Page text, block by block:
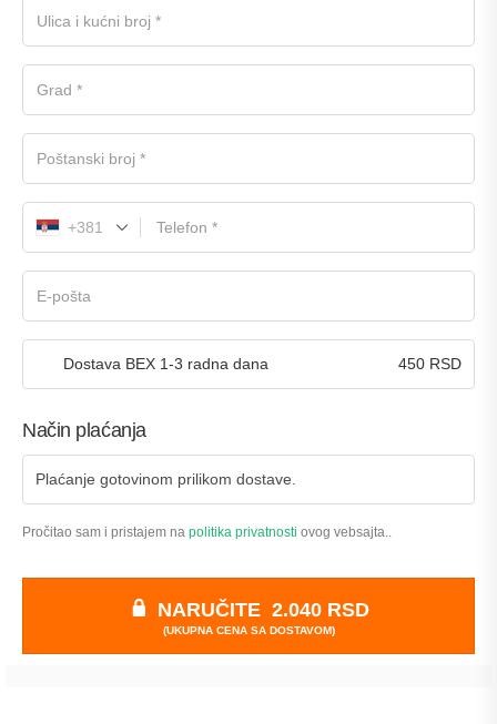
+381
Dostava BEX 1-3 radna dana 450 RSD
Način plaćanja
Plaćanje gotovinom prilikom dostave.
Pročitao sam i pristajem na politika privatnosti ovog vebsajta..
NARUČITE 2.040 RSD